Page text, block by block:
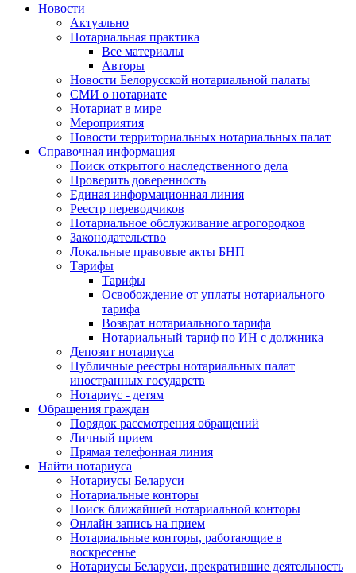
Новости
Актуально
Нотариальная практика
Все материалы
Авторы
Новости Белорусской нотариальной палаты
СМИ о нотариате
Нотариат в мире
Мероприятия
Новости территориальных нотариальных палат
Справочная информация
Поиск открытого наследственного дела
Проверить доверенность
Единая информационная линия
Реестр переводчиков
Нотариальное обслуживание агрогородков
Законодательство
Локальные правовые акты БНП
Тарифы
Тарифы
Освобождение от уплаты нотариального
тарифа
Возврат нотариального тарифа
Нотариальный тариф по ИН с должника
Депозит нотариуса
Публичные реестры нотариальных палат
иностранных государств
Нотариус - детям
Обращения граждан
Порядок рассмотрения обращений
Личный прием
Прямая телефонная линия
Найти нотариуса
Нотариусы Беларуси
Нотариальные конторы
Поиск ближайшей нотариальной конторы
Онлайн запись на прием
Нотариальные конторы, работающие в
воскресенье
Нотариусы Беларуси, прекратившие деятельность